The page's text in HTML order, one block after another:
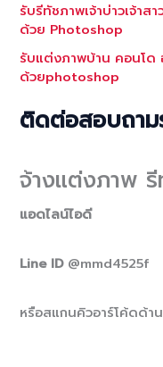
รับรีทัชภาพเจ้าบ่าวเจ้า
ด้วย Photoshop
รับแต่งภาพบ้าน คอนโด
ด้วยphotoshop
ติดต่อสอบถาม
จ้างแต่งภาพ
แอดไลน์ไอดี
Line ID @mmd4525f
หรือสแกนคิวอาร์โค้ดด้า